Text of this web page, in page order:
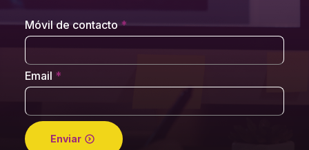
Móvil de contacto *
Email *
Enviar